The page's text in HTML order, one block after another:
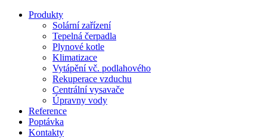
Produkty
Solární zařízení
Tepelná čerpadla
Plynové kotle
Klimatizace
Vytápění vč. podlahového
Rekuperace vzduchu
Centrální vysavače
Úpravny vody
Reference
Poptávka
Kontakty